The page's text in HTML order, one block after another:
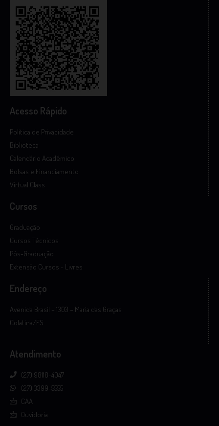
Acesso Rápido
Política de Privacidade
Biblioteca
Calendário Acadêmico
Bolsas e Financiamento
Virtual Class
Cursos
Graduação
Cursos Técnicos
Pós-Graduação
Extensão Cursos - Livres
Endereço
Avenida Brasil – 1303 – Maria das Graças
Colatina/ES
Atendimento
(27) 98118-4047
(27) 3399-5555
CAA
Ouvidoria